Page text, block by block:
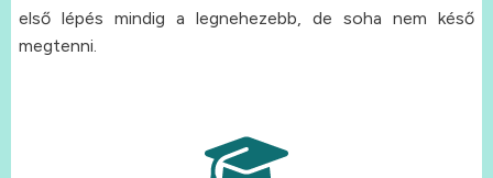
első lépés mindig a legnehezebb, de soha nem késő
megtenni.